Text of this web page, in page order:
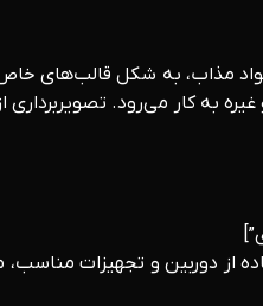
مذاب، به شکل قالب‌های
به کار می‌رود.
از دوربین و تجهیزات